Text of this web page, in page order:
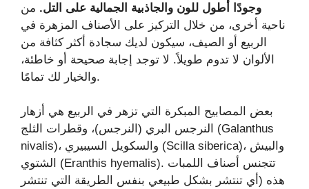
وجودًا أطول للون والجاذبية الجمالية على التل. من
ناحية أخرى، من خلال التركيز على الأصناف المزهرة في
الربيع أو الصيف، سيكون لديك سجادة أكثر كثافة من
الألوان لا تدوم طويلاً. لا توجد إجابة صحيحة أو خاطئة،
والخيار لك تمامًا.
بعض المصابيح المبكرة التي تزهر في الربيع هي أزهار
النرجس البري (النرجس)، وقطرات الثلج (Galanthus
nivalis)، والسكويل السيبيري (Scilla siberica)، والبيش
الشتوي (Eranthis hyemalis). تتجنس أصناف اللمبات
هذه (أي تنتشر بشكل طبيعي بنفس الطريقة التي تنتشر